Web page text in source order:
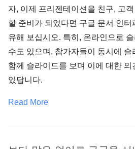
자, 이제 프리젠테이션을 친구, 고
할 준비가 되었다면 구글 문서 인
유해 보십시오. 특히, 온라인으로
수도 있으며, 참가자들이 동시에 슬
함께 슬라이드를 보며 이에 대한
있답니다.
Read More